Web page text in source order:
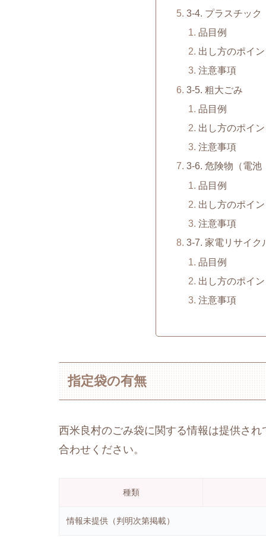
3-4. プラスチック
品目例
出し方のポイ
注意事項
3-5. 粗大ごみ
品目例
出し方のポイ
注意事項
3-6. 危険物（電池
品目例
出し方のポイ
注意事項
3-7. 家電リサイク
品目例
出し方のポイ
注意事項
指定袋の有無
西米良村のごみ袋に関する情報は提供さ
合わせください。
種類
情報未提供（判明次第掲載）